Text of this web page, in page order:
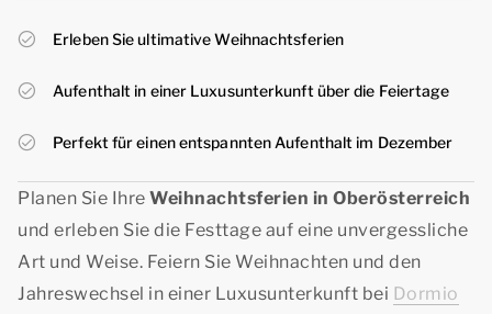
Erleben Sie ultimative Weihnachtsferien
Aufenthalt in einer Luxusunterkunft über die Feiertage
Perfekt für einen entspannten Aufenthalt im Dezember
Planen Sie Ihre Weihnachtsferien in Oberösterreich
und erleben Sie die Festtage auf eine unvergessliche
Art und Weise. Feiern Sie Weihnachten und den
Jahreswechsel in einer Luxusunterkunft bei Dormio